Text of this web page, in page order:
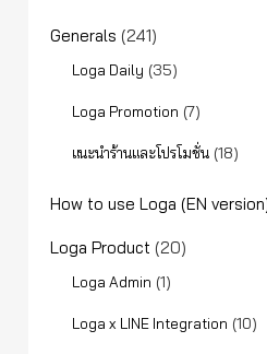
Generals (241)
Loga Daily (35)
Loga Promotion (7)
แนะนำร้านและโปรโมชั่น (18)
How to use Loga (EN
Loga Product (20)
Loga Admin (1)
Loga x LINE Integration (10)